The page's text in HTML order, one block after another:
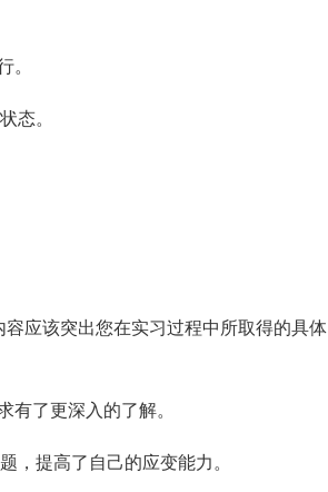
。
态。
应该突出您在实习过程中所取得的具体
有了更深入的了解。
，提高了自己的应变能力。